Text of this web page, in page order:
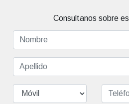
Consultanos sobre